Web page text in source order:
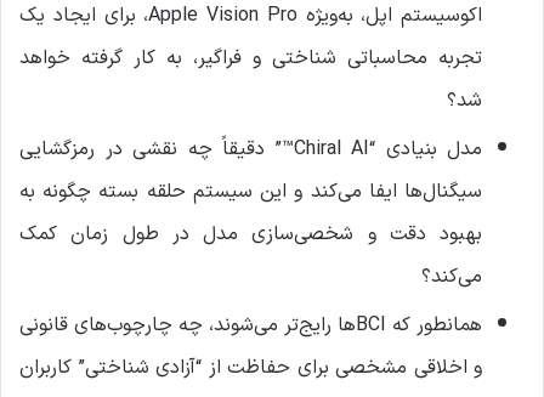
اکوسیستم اپل، به‌ویژه Apple Vision Pro، برای ایجاد یک
تجربه محاسباتی شناختی و فراگیر، به کار گرفته خواهد
شد؟
مدل بنیادی “Chiral AI™” دقیقاً چه نقشی در رمزگشایی
سیگنال‌ها ایفا می‌کند و این سیستم حلقه بسته چگونه به
بهبود دقت و شخصی‌سازی مدل در طول زمان کمک
می‌کند؟
همانطور که BCIها رایج‌تر می‌شوند، چه چارچوب‌های قانونی
و اخلاقی مشخصی برای حفاظت از “آزادی شناختی” کاربران